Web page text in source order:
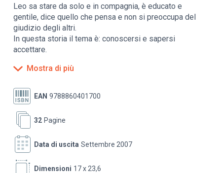
Leo sa stare da solo e in compagnia, è educato e
gentile, dice quello che pensa e non si preoccupa del
giudizio degli altri.
In questa storia il tema è: conoscersi e sapersi
accettare.
da 3 a 7 anni
Mostra di più
EAN 9788860401700
Pagine
32
Data di uscita Settembre 2007
Dimensioni 17 x 23,6